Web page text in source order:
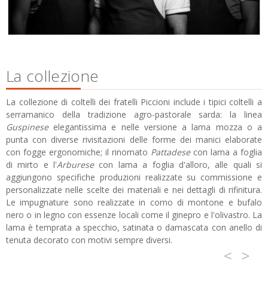
La collezione
La collezione di coltelli dei fratelli Piccioni include i tipici coltelli a
serramanico della tradizione agro-pastorale sarda: la linea
Guspineseelegantissima e nelle versione a lama mozza o a
punta con diverse rivisitazioni delle forme dei manici elaborate
con fogge ergonomiche; il rinomato Pattadese con lama a foglia
di mirto e l'Arburesecon lama a foglia d'alloro, alle quali si
aggiungono specifiche produzioni realizzate su commissione e
personalizzate nelle scelte dei materiali e nei dettagli di rifinitura.
Le impugnature sono realizzate in corno di montone e bufalo
nero o in legno con essenze locali come il ginepro e l'olivastro. La
lama è temprata a specchio, satinata o damascata con anello di
tenuta decorato con motivi sempre diversi.
< >